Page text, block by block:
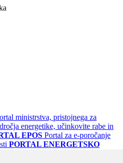
ministrstva, pristojnega za
energetike, učinkovite rabe in
EPOS Portal za e-poročanje
PORTAL ENERGETSKO